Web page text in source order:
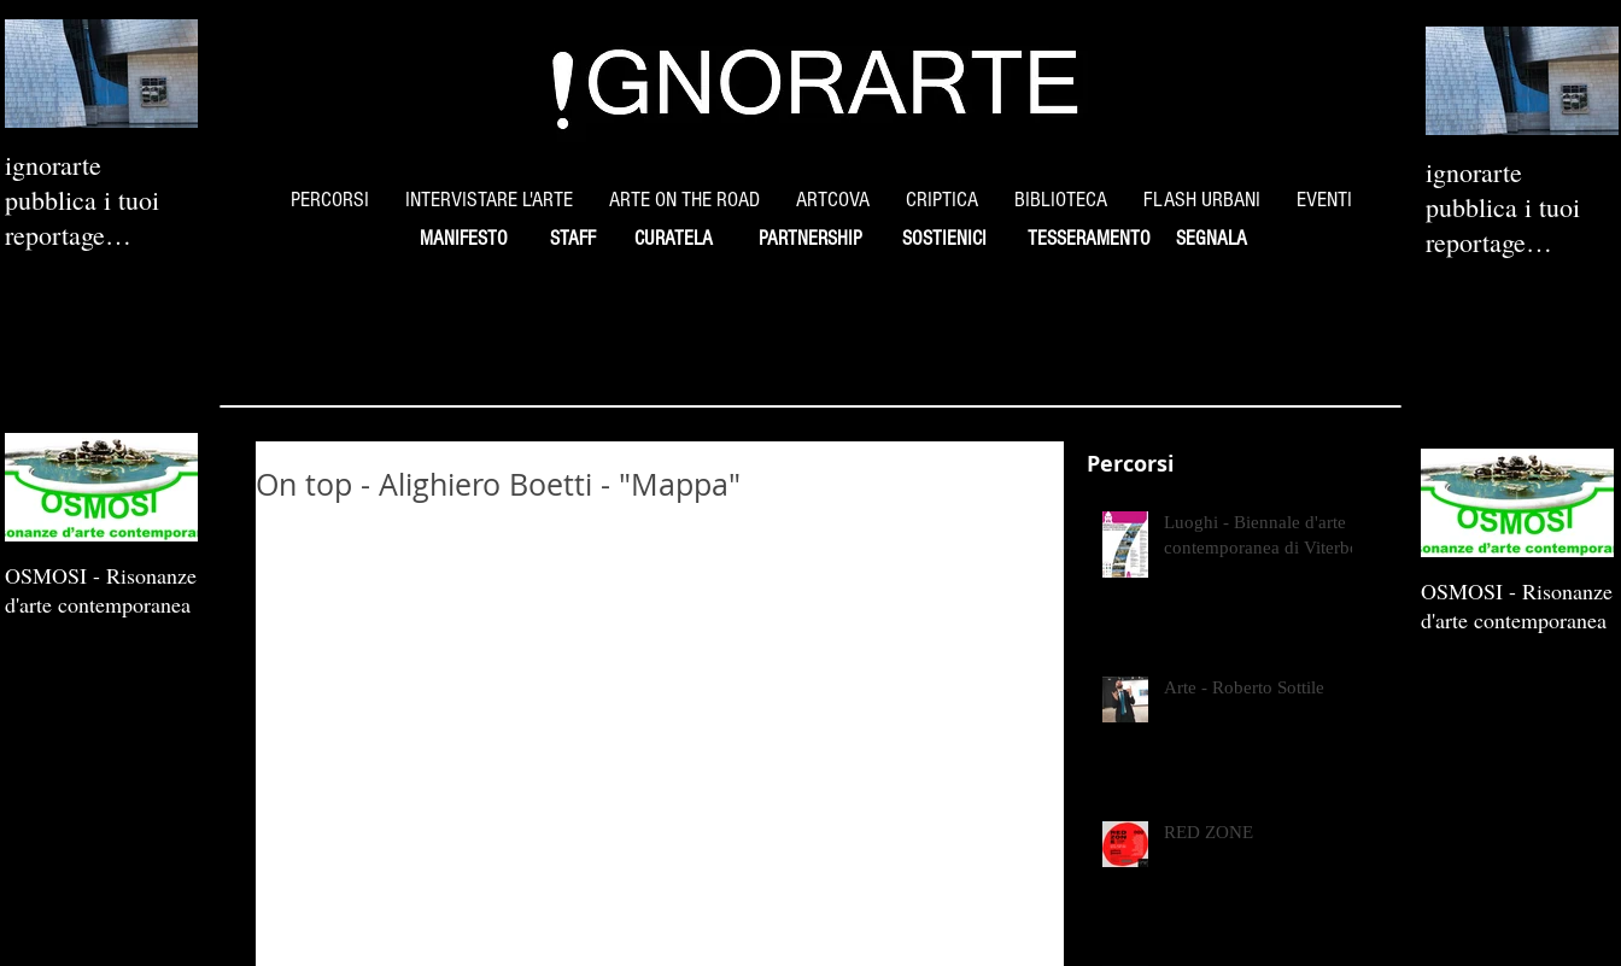
ignorarte
pubblica i tuoi
reportage
PERCORSI INTERVISTARE L'ARTE ARTE ON THE ROAD ARTCOVA CRIPTICA BIBLIOTECA FLASH URBANI EVENTI
MANIFESTO STAFF CURATELA PARTNERSHIP SOSTIENICI SEGNALA
TESSERAMENTO
ignorarte
pubblica i tuoi
reportage
On top - Alighiero Boetti - "Mappa"
Percorsi
Luoghi - Biennale d'arte
contemporanea di Viterbo
Arte - Roberto Sottile
RED ZONE
OSMOSI - Risonanze
d'arte contemporanea
OSMOSI - Risonanze
d'arte contemporanea